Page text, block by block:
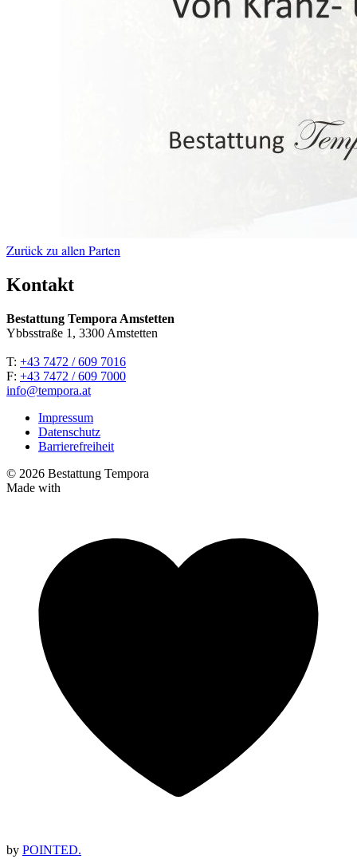
Zurück zu allen Parten
Kontakt
Bestattung Tempora Amstetten
Ybbsstraße 1, 3300 Amstetten
T: +43 7472 / 609 7016
F: +43 7472 / 609 7000
info@tempora.at
Impressum
Datenschutz
Barrierefreiheit
© 2026 Bestattung Tempora
Made with
by POINTED.